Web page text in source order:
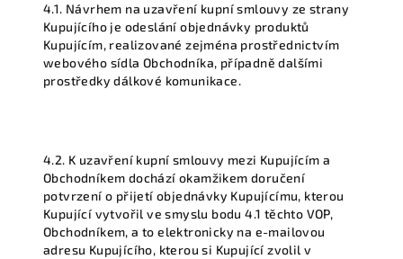
4.1. Návrhem na uzavření kupní smlouvy ze strany
Kupujícího je odeslání objednávky produktů
Kupujícím, realizované zejména prostřednictvím
webového sídla Obchodníka, případně dalšími
prostředky dálkové komunikace.
4.2. K uzavření kupní smlouvy mezi Kupujícím a
Obchodníkem dochází okamžikem doručení
potvrzení o přijetí objednávky Kupujícímu, kterou
Kupující vytvořil ve smyslu bodu 4.1 těchto VOP,
Obchodníkem, a to elektronicky na e-mailovou
adresu Kupujícího, kterou si Kupující zvolil v